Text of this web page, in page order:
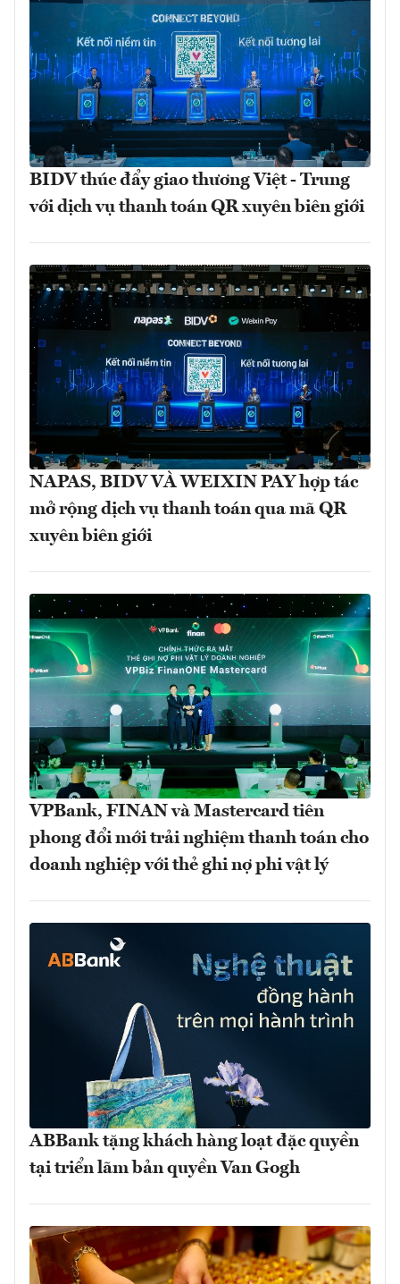
BIDV thúc đẩy giao thương Việt - Trung
với dịch vụ thanh toán QR xuyên biên giới
NAPAS, BIDV VÀ WEIXIN PAY hợp tác
mở rộng dịch vụ thanh toán qua mã QR
xuyên biên giới
VPBank, FINAN và Mastercard tiên
phong đổi mới trải nghiệm thanh toán cho
doanh nghiệp với thẻ ghi nợ phi vật lý
ABBank tặng khách hàng loạt đặc quyền
tại triển lãm bản quyền Van Gogh